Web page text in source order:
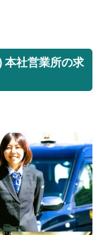
本社営業所の求